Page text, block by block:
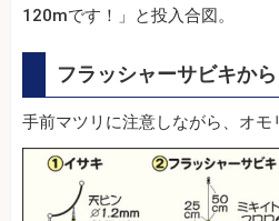
120mです！」と投入合図。
フラッシャーサビキから
手前マツリに注意しながら、オモ